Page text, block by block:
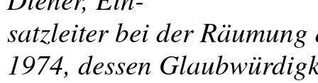
satzleiter bei der
1974, dessen